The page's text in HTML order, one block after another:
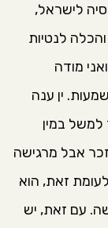
לישראל,
לנטיות
מודה
ין ענה
למשל במין
אבל מרגישה
זאת, הוא
עם זאת, יש